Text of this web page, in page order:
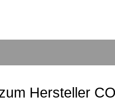
Hersteller